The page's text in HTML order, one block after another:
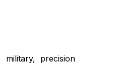
military, precision